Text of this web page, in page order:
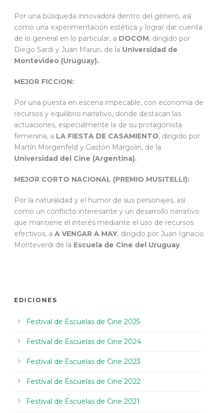
Por una búsqueda innovadora dentro del género, así
como una experimentación estética y lograr dar cuenta
de lo general en lo particular, a DOCOM, dirigido por
Diego Sardi y Juan Maruri, de la Universidad de
Montevideo (Uruguay).
MEJOR FICCION:
Por una puesta en escena impecable, con economía de
recursos y equilibrio narrativo, donde destacan las
actuaciones, especialmente la de su protagonista
femenina, a LA FIESTA DE CASAMIENTO, dirigido por
Martín Morgenfeld y Gastón Margolin, de la
Universidad del Cine (Argentina).
MEJOR CORTO NACIONAL (PREMIO MUSITELLI):
Por la naturalidad y el humor de sus personajes, así
como un conflicto interesante y un desarrollo narrativo
que mantiene el interés mediante el uso de recursos
efectivos, a A VENGAR A MAY, dirigido por Juan Ignacio
Monteverdi de la Escuela de Cine del Uruguay.
EDICIONES
Festival de Escuelas de Cine 2025
Festival de Escuelas de Cine 2024
Festival de Escuelas de Cine 2023
Festival de Escuelas de Cine 2022
Festival de Escuelas de Cine 2021